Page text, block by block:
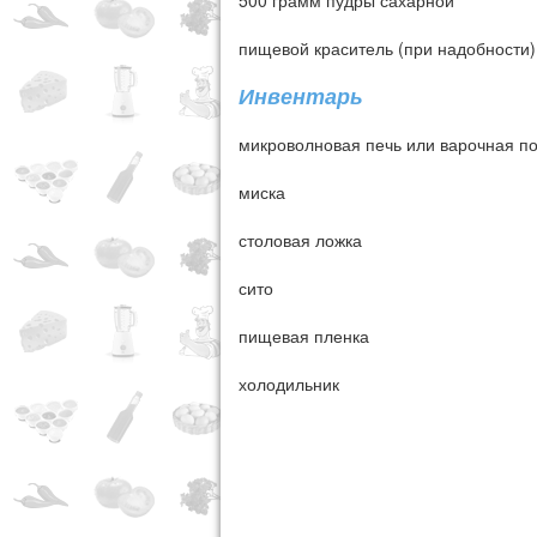
пищевой краситель (при надобности)
Инвентарь
микроволновая печь или варочная
миска
столовая ложка
сито
пищевая пленка
холодильник